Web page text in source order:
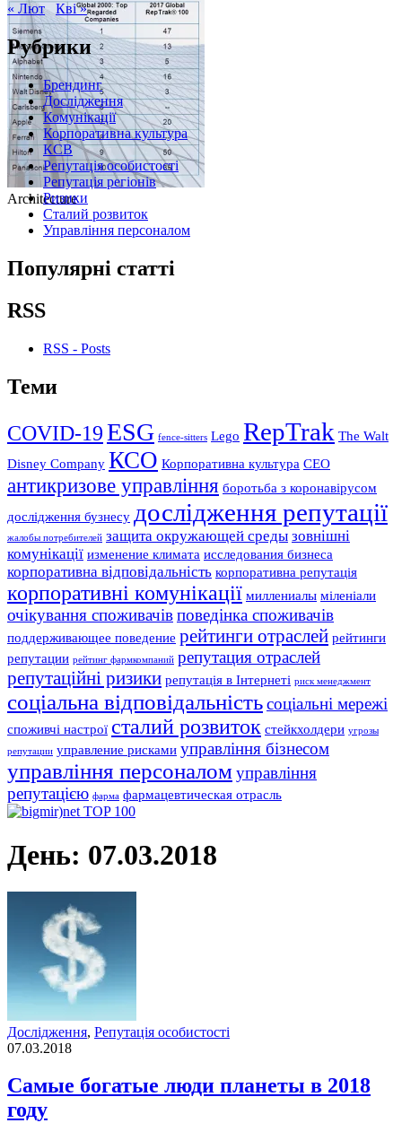
Architecture
« Лют
Кві »
Рубрики
Брендинг
Дослідження
Комунікації
Корпоративна культура
КСВ
Репутація особистості
Репутація регіонів
Ризики
Сталий розвиток
Управління персоналом
Популярні статті
RSS
RSS - Posts
Теми
COVID-19ESG fence-sitters Lego RepTrak The Walt
Disney Company КСО Корпоративна культура СЕО
антикризове управління боротьба з коронавірусом
дослідження бузнесу дослідження репутації
жалобы потребителей защита окружающей среды зовнішні
комунікації изменение климата исследования бизнеса
корпоративна відповідальність корпоративна репутація
корпоративні комунікації миллениалы міленіали
очікування споживачівповедінка споживачів
поддерживающее поведение рейтинги отраслей рейтинги
репутации рейтинг фармкомпаний репутация отраслей
репутаційні ризики репутація в Інтернеті риск менеджмент
соціальна відповідальністьсоціальні мережі
споживчі настрої сталий розвиток стейкхолдери угрозы
репутации управление рисками управління бізнесом
управління персоналомуправління
репутацією фарма фармацевтическая отрасль
День: 07.03.2018
Дослідження, Репутація особистості
07.03.2018
Самые богатые люди планеты в 2018
году